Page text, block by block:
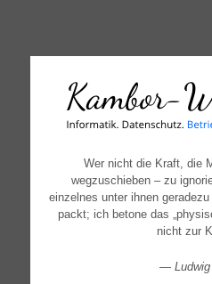
↓
CONTENT
Wer nicht die Kraft, die
wegzuschieben – zu
einzelnes unter ihnen
packt; ich betone das
nicht zur
—